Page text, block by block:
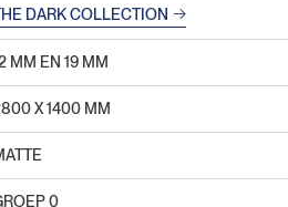
DARK COLLECTION
MM EN 19 MM
Х 1400 MM
0